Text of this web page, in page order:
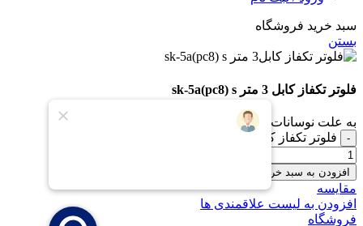
سبد خرید فروشگاه
بستن
فلوتر تکفاز کابل 3 متر sk-5a(pc8) s
به علت نوسانات قیمت، برای خرید در واتس اپ پیام دهید.
فلوتر تکفاز کابل 3 متر sk-5a(pc8) s عدد
افزودن به سبد خرید
مقایسه
افزودن به لیست علاقمندی ها
فروشگاه